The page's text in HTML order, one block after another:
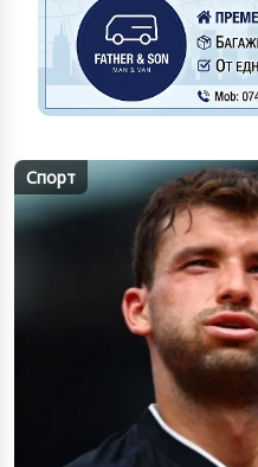
Спорт